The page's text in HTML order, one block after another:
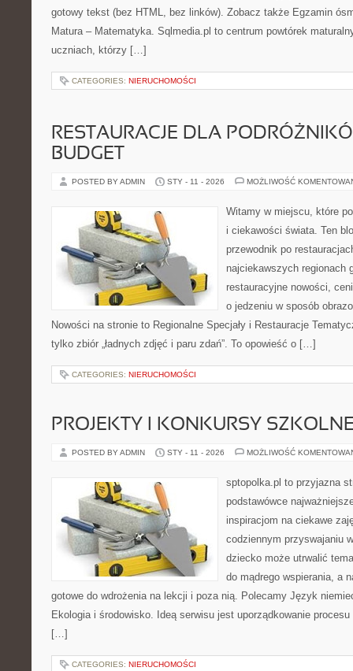
gotowy tekst (bez HTML, bez linków). Zobacz także Egzamin
Matura – Matematyka. Sqlmedia.pl to centrum powtórek
uczniach, którzy […]
CATEGORIES: NIERUCHOMOŚCI
RESTAURACJE DLA
BUDGET
POSTED BY ADMIN STY - 11 - 2026 MOŻLIWOŚĆ
Witamy w miejscu, które
i ciekawości świata. Ten
przewodnik po
najciekawszych regionach
restauracyjne nowości,
o jedzeniu w sposób
Nowości na stronie to Regionalne Specjały i Restauracje
tylko zbiór „ładnych zdjęć i paru zdań”. To opowieść o […]
CATEGORIES: NIERUCHOMOŚCI
PROJEKTY I KONKURSY
POSTED BY ADMIN STY - 11 - 2026 MOŻLIWOŚĆ
sptopolka.pl to przyjazna
podstawówce
inspiracjom na ciekawe
codziennym przyswajaniu
dziecko może utrwalić
do mądrego wspierania, a
gotowe do wdrożenia na lekcji i poza nią. Polecamy Język
Ekologia i środowisko. Ideą serwisu jest uporządkowanie
[…]
CATEGORIES: NIERUCHOMOŚCI